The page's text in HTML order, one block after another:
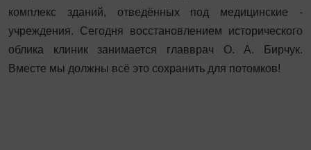
комплекс зданий, отведённых под медицинские ­
учреждения. Сегодня восстановлением исторического
облика клиник занимается главврач О. А. Бирчук.
Вместе мы должны всё это сохранить для потомков!